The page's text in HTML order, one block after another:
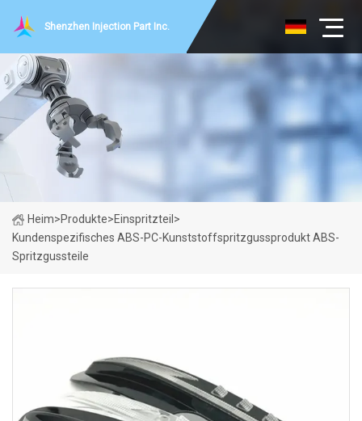
Shenzhen Injection Part Inc.
Heim>Produkte>Einspritzteil >
Kundenspezifisches ABS-PC-Kunststoffspritzgussprodukt ABS-
Spritzgussteile